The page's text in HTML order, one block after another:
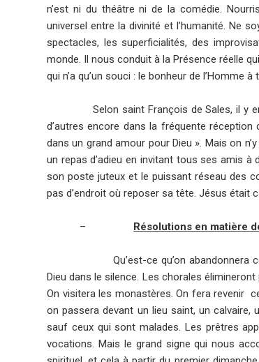
n’est ni du théâtre ni de la comédie.
universel entre la divinité et l’humanité. Ne
spectacles, les superficialités, des
monde. Il nous conduit à la Présence réelle
qui n’a qu’un souci : le bonheur de
Selon saint François de Sales, il y
d’autres encore dans la fréquente
dans un grand amour pour Dieu ». Mais on
un repas d’adieu en invitant tous ses amis
son poste juteux et le puissant réseau des
pas d’endroit où reposer sa tête. Jésus était
– Résolutions en matière
Qu’est-ce qu’on
Dieu dans le silence. Les chorales
On visitera les monastères. On fera revenir
on passera devant un lieu saint, un
sauf ceux qui sont malades. Les prêtres
vocations. Mais le grand signe qui nous